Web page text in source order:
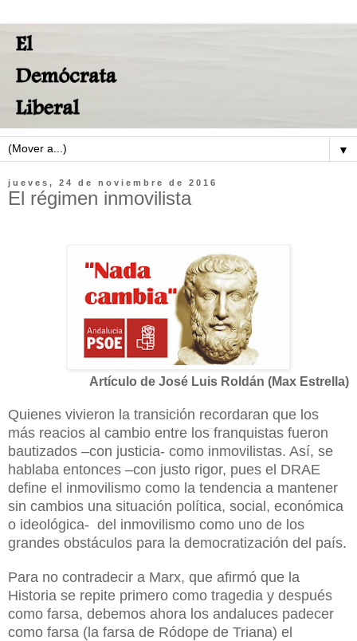
▼
jueves, 24 de noviembre de 2016
El régimen inmovilista
Artículo de José Luis Roldán (Max Estrella)
Quienes vivieron la transición recordaran que los
más reacios al cambio entre los franquistas fueron
bautizados –con justicia- como inmovilistas. Así, se
hablaba entonces –con justo rigor, pues el DRAE
define el inmovilismo como la tendencia a mantener
sin cambios una situación política, social, económica
o ideológica- del inmovilismo como uno de los
grandes obstáculos para la democratización del país.
Para no contradecir a Marx, que afirmó que la
Historia se repite primero como tragedia y después
como farsa, debemos ahora los andaluces padecer
como farsa (la farsa de Ródope de Triana) el